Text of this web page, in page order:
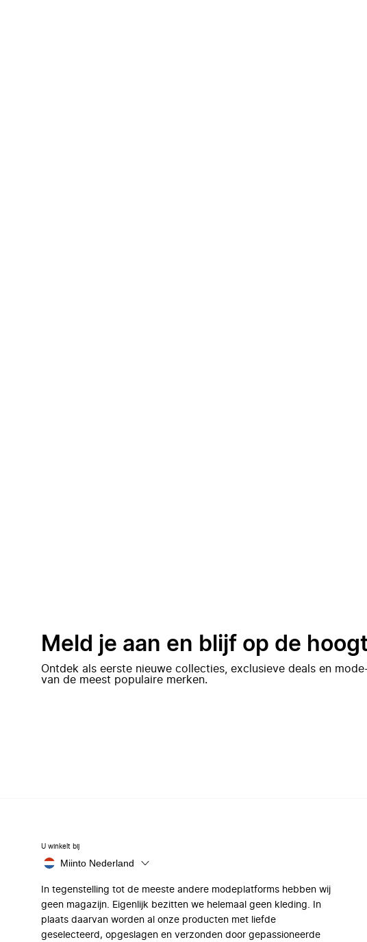
Meld je aan en blijf op de
Ontdek als eerste nieuwe collecties, exclusieve deals en
van de meest populaire merken.
U winkelt bij
Miinto Nederland
In tegenstelling tot de meeste andere modeplatforms hebben wij
geen magazijn. Eigenlijk bezitten we helemaal geen kleding. In
plaats daarvan worden al onze producten met liefde
geselecteerd, opgeslagen en verzonden door gepassioneerde